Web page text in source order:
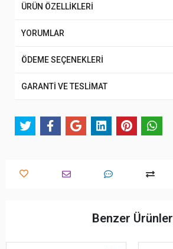
ÜRÜN ÖZELLİKLERİ
YORUMLAR
ÖDEME SEÇENEKLERİ
GARANTİ VE TESLİMAT
Benzer Ürünler